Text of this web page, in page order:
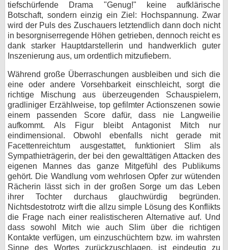
tiefschürfende Drama "Genug!" keine aufklärische
Botschaft, sondern einzig ein Ziel: Hochspannung. Zwar
wird der Puls des Zuschauers letztendlich dann doch nicht
in besorgniserregende Höhen getrieben, dennoch reicht es
dank starker Hauptdarstellerin und handwerklich guter
Inszenierung aus, um ordentlich mitzufiebern.
Während große Überraschungen ausbleiben und sich die
eine oder andere Vorsehbarkeit einschleicht, sorgt die
richtige Mischung aus überzeugenden Schauspielern,
gradliniger Erzählweise, top gefilmter Actionszenen sowie
einem passenden Score dafür, dass nie Langweilie
aufkommt. Als Figur bleibt Antagonist Mitch nur
eindimensional. Obwohl ebenfalls nicht gerade mit
Facettenreichtum ausgestattet, funktioniert Slim als
Sympathieträgerin, der bei den gewalttätigen Attacken des
eigenen Mannes das ganze Mitgefühl des Publikums
gehört. Die Wandlung vom wehrlosen Opfer zur wütenden
Rächerin lässt sich in der großen Sorge um das Leben
ihrer Tochter durchaus glauchwürdig begründen.
Nichtsdestotrotz wirft die allzu simple Lösung des Konflikts
die Frage nach einer realistischeren Alternative auf. Und
dass sowohl Mitch wie auch Slim über die richtigen
Kontakte verfügen, um einzuschüchtern bzw. im wahrsten
Sinne des Wortes zurückzuschlagen, ist eindeutig zu